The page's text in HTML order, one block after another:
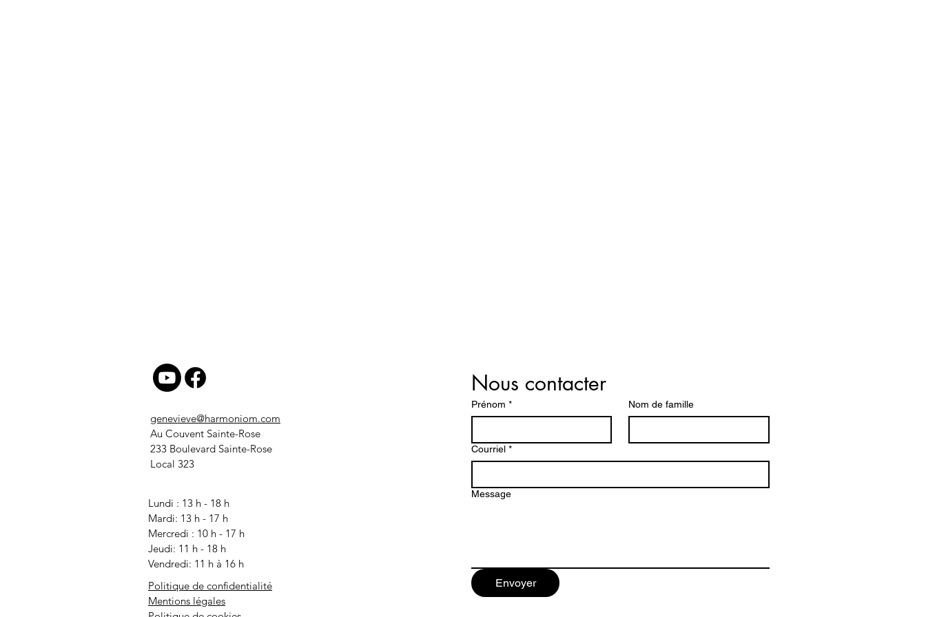
genevieve@harmoniom.com
Au Couvent Sainte-Rose
233 Boulevard Sainte-Rose
Local 323
Lundi : 13 h - 18 h
Mardi: 13 h - 17 h
Mercredi : 10 h - 17 h
Jeudi: 11 h - 18 h
Vendredi: 11 h à 16 h
Politique de confidentialité
Mentions légales
Nous contacter
Prénom * Nom de famille
Courriel *
Message
Envoyer